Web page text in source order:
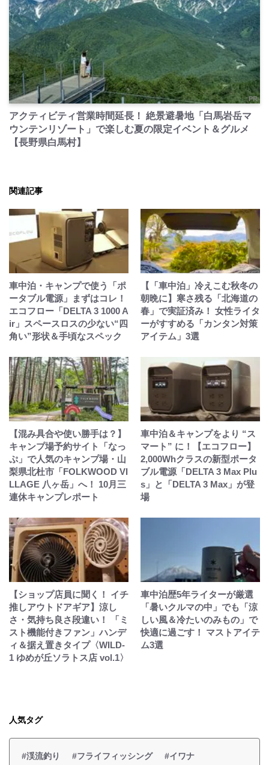
PR
アクティビティ営業時間延長！ 絶景避暑地「白馬岩岳マ
ウンテンリゾート」で楽しむ夏の限定イベント＆グルメ
【長野県白馬村】
関連記事
車中泊・キャンプで使う「ポ
ータブル電源」まずはコレ！
エコフロー「DELTA 3 1000 A
ir」スペースロスの少ない“四
角い”形状＆手頃なスペック
【「車中泊」冷えこむ秋冬の
朝晩に】寒さ残る「北海道の
春」で実証済み！ 女性ライタ
ーがすすめる「カンタン対策
アイテム」3選
【混み具合や使い勝手は？】
キャンプ場予約サイト「なっ
ぷ」で人気のキャンプ場・山
梨県北杜市「FOLKWOOD VI
LLAGE 八ヶ岳」へ！ 10月三
連休キャンプレポート
車中泊＆キャンプをより “ス
マート” に！【エコフロー】
2,000Whクラスの新型ポータ
ブル電源「DELTA 3 Max Plu
s」と「DELTA 3 Max」が登
場
【ショップ店員に聞く！ イチ
推しアウトドアギア】涼し
さ・気持ち良さ段違い！ 「ミ
スト機能付きファン」ハンデ
ィ＆据え置きタイプ〈WILD-
1 ゆめが丘ソラトス店 vol.1〉
車中泊歴5年ライターが厳選
「暑いクルマの中」でも「涼
しい風＆冷たいのみもの」で
快適に過ごす！ マストアイテ
ム3選
人気タグ
#渓流釣り #フライフィッシング
#イワナ